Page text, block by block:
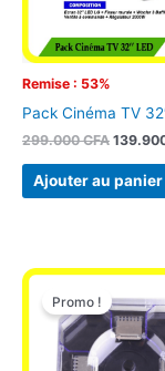
Remise : 53%
Pack Cinéma TV
299.000CFA
Ajouter au panier
Promo !
Le
prix
initial
était :
4.900